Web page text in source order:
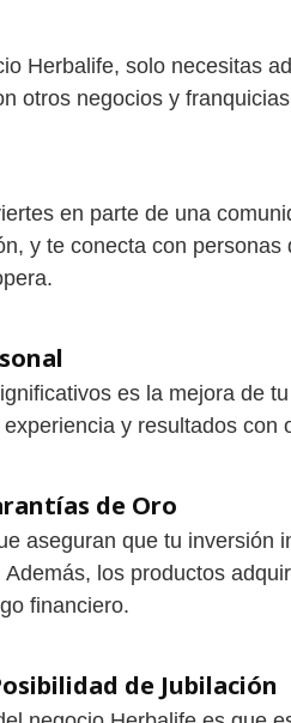
Herbalife, solo necesitas
otros negocios y
en parte de una
y te conecta con
es la mejora de
y resultados con
de Oro
aseguran que tu
los productos
financiero.
de Jubilación